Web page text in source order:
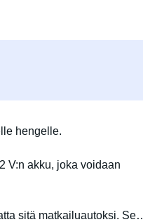
hengelle.
V:n akku, joka voidaan
sitä matkailuautoksi. Sen